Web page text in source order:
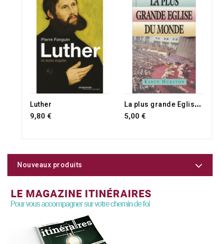
Luther
9,80 €
L
a plus grande Eglise du monde
5,00 €
Nouveaux produits